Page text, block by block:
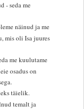
- seda me
näinud ja me
mis oli Isa juures
me kuulutame
osadus on
täielik.
temalt ja